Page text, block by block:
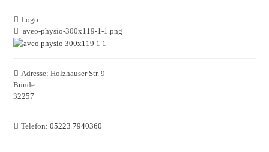
Logo:
aveo-physio-300x119-1-1.png
Adresse: Holzhauser Str. 9
Bünde
32257
Telefon: 05223 7940360